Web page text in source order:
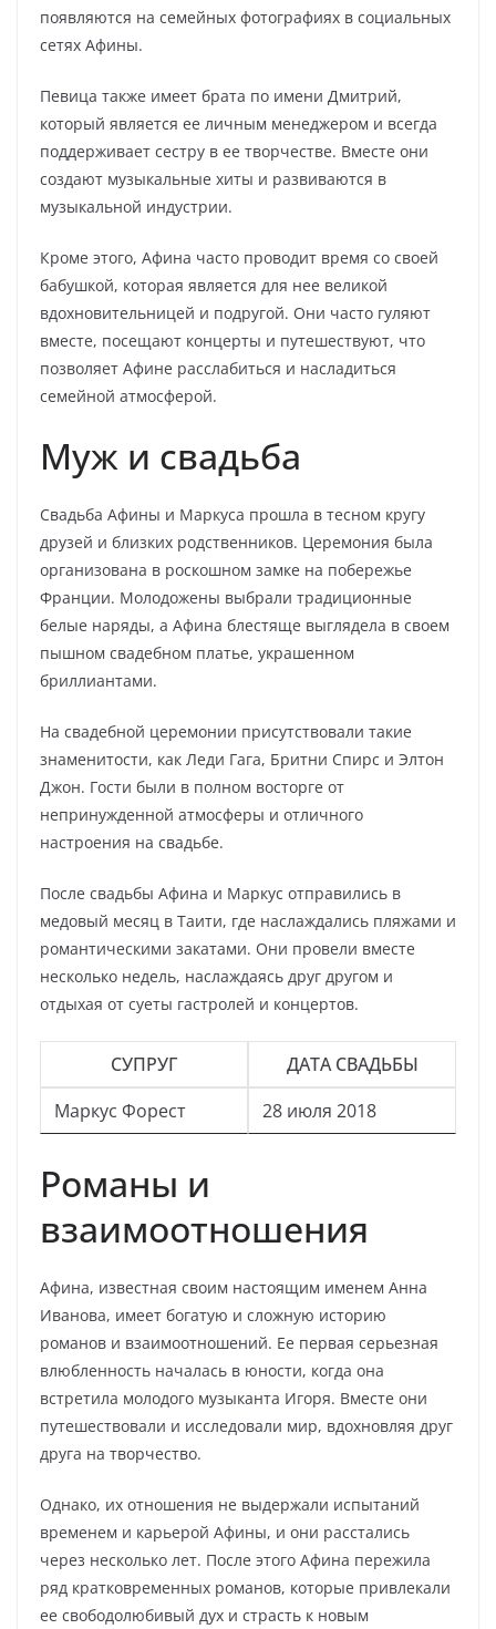
появляются на семейных фотографиях в социальных
сетях Афины.
Певица также имеет брата по имени Дмитрий,
который является ее личным менеджером и всегда
поддерживает сестру в ее творчестве. Вместе они
создают музыкальные хиты и развиваются в
музыкальной индустрии.
Кроме этого, Афина часто проводит время со своей
бабушкой, которая является для нее великой
вдохновительницей и подругой. Они часто гуляют
вместе, посещают концерты и путешествуют, что
позволяет Афине расслабиться и насладиться
семейной атмосферой.
Муж и свадьба
Свадьба Афины и Маркуса прошла в тесном кругу
друзей и близких родственников. Церемония была
организована в роскошном замке на побережье
Франции. Молодожены выбрали традиционные
белые наряды, а Афина блестяще выглядела в своем
пышном свадебном платье, украшенном
бриллиантами.
На свадебной церемонии присутствовали такие
знаменитости, как Леди Гага, Бритни Спирс и Элтон
Джон. Гости были в полном восторге от
непринужденной атмосферы и отличного
настроения на свадьбе.
После свадьбы Афина и Маркус отправились в
медовый месяц в Таити, где наслаждались пляжами и
романтическими закатами. Они провели вместе
несколько недель, наслаждаясь друг другом и
отдыхая от суеты гастролей и концертов.
СУПРУГ
ДАТА СВАДЬБЫ
Маркус Форест
28 июля 2018
Романы и
взаимоотношения
Афина, известная своим настоящим именем Анна
Иванова, имеет богатую и сложную историю
романов и взаимоотношений. Ее первая серьезная
влюбленность началась в юности, когда она
встретила молодого музыканта Игоря. Вместе они
путешествовали и исследовали мир, вдохновляя друг
друга на творчество.
Однако, их отношения не выдержали испытаний
временем и карьерой Афины, и они расстались
через несколько лет. После этого Афина пережила
ряд кратковременных романов, которые привлекали
ее свободолюбивый дух и страсть к новым